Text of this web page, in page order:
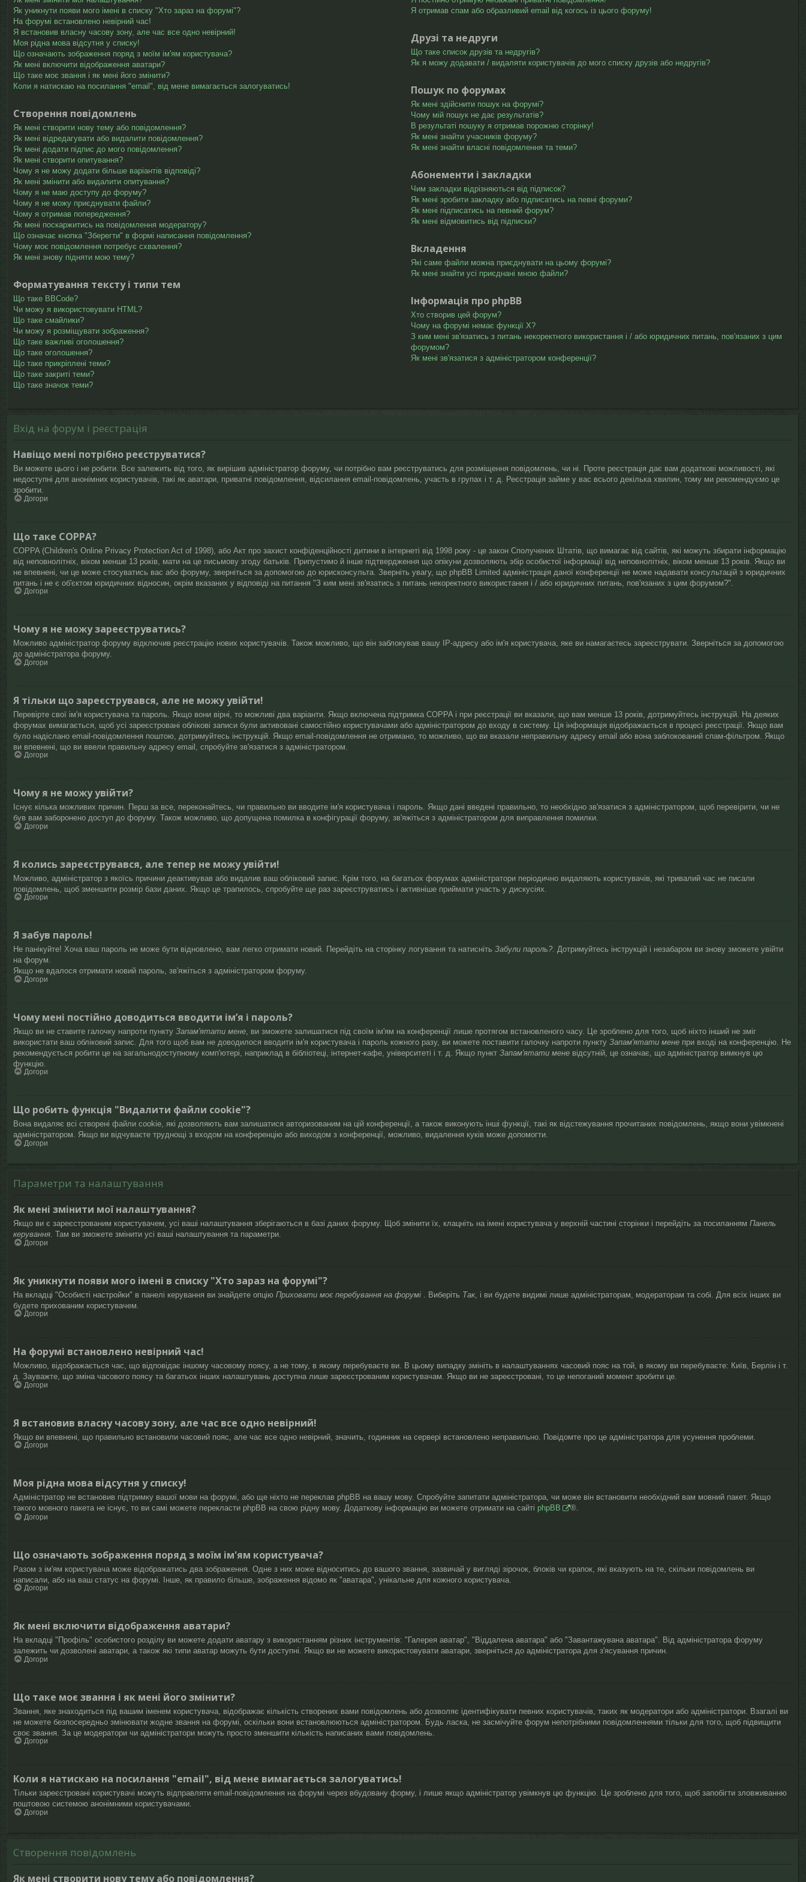
Як уникнути появи мого імені в списку "Хто зараз на форумі"?
На форумі встановлено невірний час!
Я встановив власну часову зону, але час все одно невірний!
Моя рідна мова відсутня у списку!
Що означають зображення поряд з моїм ім'ям користувача?
Як мені включити відображення аватари?
Що таке моє звання і як мені його змінити?
Коли я натискаю на посилання "email", від мене вимагається залогуватись!
Створення повідомлень
Як мені створити нову тему або повідомлення?
Як мені відредагувати або видалити повідомлення?
Як мені додати підпис до мого повідомлення?
Як мені створити опитування?
Чому я не можу додати більше варіантів відповіді?
Як мені змінити або видалити опитування?
Чому я не маю доступу до форуму?
Чому я не можу приєднувати файли?
Чому я отримав попередження?
Як мені поскаржитись на повідомлення модератору?
Що означає кнопка "Зберегти" в формі написання повідомлення?
Чому моє повідомлення потребує схвалення?
Як мені знову підняти мою тему?
Форматування тексту і типи тем
Що таке BBCode?
Чи можу я використовувати HTML?
Що таке смайлики?
Чи можу я розміщувати зображення?
Що таке важливі оголошення?
Що таке оголошення?
Що таке прикріплені теми?
Що таке закриті теми?
Що таке значок теми?
Я отримав спам або образливий email від когось із цього форуму!
Друзі та недруги
Що таке список друзів та недругів?
Як я можу додавати / видаляти користувачів до мого списку друзів або недругів?
Пошук по форумах
Як мені здійснити пошук на форумі?
Чому мій пошук не дає результатів?
В результаті пошуку я отримав порожню сторінку!
Як мені знайти учасників форуму?
Як мені знайти власні повідомлення та теми?
Абонементи і закладки
Чим закладки відрізняються від підписок?
Як мені зробити закладку або підписатись на певні форуми?
Як мені підписатись на певний форум?
Як мені відмовитись від підписки?
Вкладення
Які саме файли можна приєднувати на цьому форумі?
Як мені знайти усі приєднані мною файли?
Інформація про phpBB
Хто створив цей форум?
Чому на форумі немає функції X?
З ким мені зв'язатись з питань некоректного використання і / або юридичних питань, пов'язаних з цим
форумом?
Як мені зв'язатися з адміністратором конференції?
Вхід на форум і реєстрація
Навіщо мені потрібно реєструватися?
Ви можете цього і не робити. Все залежить від того, як вирішив адміністратор форуму, чи потрібно вам реєструватись для розміщення повідомлень, чи ні. Проте реєстрація дає вам додаткові можливості, які
недоступні для анонімних користувачів, такі як аватари, приватні повідомлення, відсилання email-повідомлень, участь в групах і т. д. Реєстрація займе у вас всього декілька хвилин, тому ми рекомендуємо це
зробити.
Догори
Що таке COPPA?
COPPA (Children's Online Privacy Protection Act of 1998), або Акт про захист конфіденційності дитини в інтернеті від 1998 року - це закон Сполучених Штатів, що вимагає від сайтів, які можуть збирати інформацію
від неповнолітніх, віком менше 13 років, мати на це письмову згоду батьків. Припустимо й інше підтвердження що опікуни дозволяють збір особистої інформації від неповнолітніх, віком менше 13 років. Якщо ви
не впевнені, чи це може стосуватись вас або форуму, зверніться за допомогою до юрисконсульта. Зверніть увагу, що phpBB Limited адміністрація даної конференції не може надавати консультацій з юридичних
питань і не є об'єктом юридичних відносин, окрім вказаних у відповіді на питання "З ким мені зв'язатись з питань некоректного використання і / або юридичних питань, пов'язаних з цим форумом?".
Догори
Чому я не можу зареєструватись?
Можливо адміністратор форуму відключив реєстрацію нових користувачів. Також можливо, що він заблокував вашу IP-адресу або ім'я користувача, яке ви намагаєтесь зареєструвати. Зверніться за допомогою
до адміністратора форуму.
Догори
Я тільки що зареєструвався, але не можу увійти!
Перевірте свої ім'я користувача та пароль. Якщо вони вірні, то можливі два варіанти. Якщо включена підтримка COPPA і при реєстрації ви вказали, що вам менше 13 років, дотримуйтесь інструкцій. На деяких
форумах вимагається, щоб усі зареєстровані облікові записи були активовані самостійно користувачами або адміністратором до входу в систему. Ця інформація відображається в процесі реєстрації. Якщо вам
було надіслано email-повідомлення поштою, дотримуйтесь інструкцій. Якщо email-повідомлення не отримано, то можливо, що ви вказали неправильну адресу email або вона заблокований спам-фільтром. Якщо
ви впевнені, що ви ввели правильну адресу email, спробуйте зв'язатися з адміністратором.
Догори
Чому я не можу увійти?
Існує кілька можливих причин. Перш за все, переконайтесь, чи правильно ви вводите ім'я користувача і пароль. Якщо дані введені правильно, то необхідно зв'язатися з адміністратором, щоб перевірити, чи не
був вам заборонено доступ до форуму. Також можливо, що допущена помилка в конфігурації форуму, зв'яжіться з адміністратором для виправлення помилки.
Догори
Я колись зареєструвався, але тепер не можу увійти!
Можливо, адміністратор з якоїсь причини деактивував або видалив ваш обліковий запис. Крім того, на багатьох форумах адміністратори періодично видаляють користувачів, які тривалий час не писали
повідомлень, щоб зменшити розмір бази даних. Якщо це трапилось, спробуйте ще раз зареєструватись і активніше приймати участь у дискусіях.
Догори
Я забув пароль!
Не панікуйте! Хоча ваш пароль не може бути відновлено, вам легко отримати новий. Перейдіть на сторінку логування та натисніть Забули пароль?. Дотримуйтесь інструкцій і незабаром ви знову зможете увійти
на форум.
Якщо не вдалося отримати новий пароль, зв'яжіться з адміністратором форуму.
Догори
Чому мені постійно доводиться вводити ім’я і пароль?
Якщо ви не ставите галочку напроти пункту Запам'ятати мене , ви зможете залишатися під своїм ім'ям на конференції лише протягом встановленого часу. Це зроблено для того, щоб ніхто інший не зміг
використати ваш обліковий запис. Для того щоб вам не доводилося вводити ім'я користувача і пароль кожного разу, ви можете поставити галочку напроти пункту Запам'ятати мене при вході на конференцію. Не
рекомендується робити це на загальнодоступному комп'ютері, наприклад в бібліотеці, інтернет-кафе, університеті і т. д. Якщо пункт Запам'ятати мене відсутній, це означає, що адміністратор вимкнув цю
функцію.
Догори
Що робить функція "Видалити файли cookie"?
Вона видаляє всі створені файли cookie, які дозволяють вам залишатися авторизованим на цій конференції, а також виконують інші функції, такі як відстежування прочитаних повідомлень, якщо вони увімкнені
адміністратором. Якщо ви відчуваєте труднощі з входом на конференцію або виходом з конференції, можливо, видалення куків може допомогти.
Догори
Параметри та налаштування
Як мені змінити мої налаштування?
Якщо ви є зареєстрованим користувачем, усі ваші налаштування зберігаються в базі даних форуму. Щоб змінити їх, клацніть на імені користувача у верхній частині сторінки і перейдіть за посиланням Панель
керування. Там ви зможете змінити усі ваші налаштування та параметри.
Догори
Як уникнути появи мого імені в списку "Хто зараз на форумі"?
На вкладці "Особисті настройки" в панелі керування ви знайдете опцію Приховати моє перебування на форумі . Виберіть Так, і ви будете видимі лише адміністраторам, модераторам та собі. Для всіх інших ви
будете прихованим користувачем.
Догори
На форумі встановлено невірний час!
Можливо, відображається час, що відповідає іншому часовому поясу, а не тому, в якому перебуваєте ви. В цьому випадку змініть в налаштуваннях часовий пояс на той, в якому ви перебуваєте: Київ, Берлін і т.
д. Зауважте, що зміна часового поясу та багатьох інших налаштувань доступна лише зареєстрованим користувачам. Якщо ви не зареєстровані, то це непоганий момент зробити це.
Догори
Я встановив власну часову зону, але час все одно невірний!
Якщо ви впевнені, що правильно встановили часовий пояс, але час все одно невірний, значить, годинник на сервері встановлено неправильно. Повідомте про це адміністратора для усунення проблеми.
Догори
Моя рідна мова відсутня у списку!
Адміністратор не встановив підтримку вашої мови на форумі, або ще ніхто не переклав phpBB на вашу мову. Спробуйте запитати адміністратора, чи може він встановити необхідний вам мовний пакет. Якщо
такого мовного пакета не існує, то ви самі можете перекласти phpBB на свою рідну мову. Додаткову інформацію ви можете отримати на сайті phpBB ®.
Догори
Що означають зображення поряд з моїм ім'ям користувача?
Разом з ім'ям користувача може відображатись два зображення. Одне з них може відноситись до вашого звання, зазвичай у вигляді зірочок, блоків чи крапок, які вказують на те, скільки повідомлень ви
написали, або на ваш статус на форумі. Інше, як правило більше, зображення відомо як "аватара", унікальне для кожного користувача.
Догори
Як мені включити відображення аватари?
На вкладці "Профіль" особистого розділу ви можете додати аватару з використанням різних інструментів: "Галерея аватар", "Віддалена аватара" або "Завантажувана аватара". Від адміністратора форуму
залежить чи дозволені аватари, а також які типи аватар можуть бути доступні. Якщо ви не можете використовувати аватари, зверніться до адміністратора для з'ясування причин.
Догори
Що таке моє звання і як мені його змінити?
Звання, яке знаходиться під вашим іменем користувача, відображає кількість створених вами повідомлень або дозволяє ідентифікувати певних користувачів, таких як модератори або адміністратори. Взагалі ви
не можете безпосередньо змінювати жодне звання на форумі, оскільки вони встановлюються адміністратором. Будь ласка, не засмічуйте форум непотрібними повідомленнями тільки для того, щоб підвищити
своє звання. За це модератори чи адміністратори можуть просто зменшити кількість написаних вами повідомлень.
Догори
Коли я натискаю на посилання "email", від мене вимагається залогуватись!
Тільки зареєстровані користувачі можуть відправляти email-повідомлення на форумі через вбудовану форму, і лише якщо адміністратор увімкнув цю функцію. Це зроблено для того, щоб запобігти зловживанню
поштовою системою анонімними користувачами.
Догори
Створення повідомлень
Як мені створити нову тему або повідомлення?